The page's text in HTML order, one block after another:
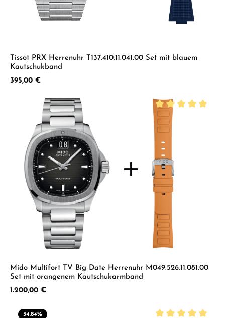
Tissot PRX Herrenuhr T137.410.11.041.00 Set mit blauem
Kautschukband
Regulärer Preis:
395,00 €
Durchschnittliche
Mido Multifort TV Big Date Herrenuhr M049.526.11.081.00
Set mit orangenem Kautschukarmband
Regulärer Preis:
1.200,00 €
34.84%